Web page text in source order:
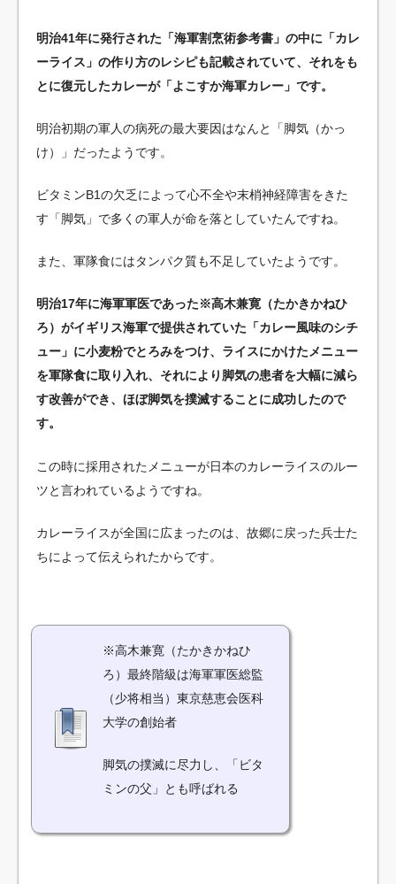
明治41年に発行された「海軍割烹術参考書」の中に「カレ
ーライス」の作り方のレシピも記載されていて、それをも
とに復元したカレーが「よこすか海軍カレー」です。
明治初期の軍人の病死の最大要因はなんと「脚気（かっ
け）」だったようです。
ビタミンB1の欠乏によって心不全や末梢神経障害をきた
す「脚気」で多くの軍人が命を落としていたんですね。
また、軍隊食にはタンパク質も不足していたようです。
明治17年に海軍軍医であった※高木兼寛（たかきかねひ
ろ）がイギリス海軍で提供されていた「カレー風味のシチ
ュー」に小麦粉でとろみをつけ、ライスにかけたメニュー
を軍隊食に取り入れ、それにより脚気の患者を大幅に減ら
す改善ができ、ほぼ脚気を撲滅することに成功したので
す。
この時に採用されたメニューが日本のカレーライスのルー
ツと言われているようですね。
カレーライスが全国に広まったのは、故郷に戻った兵士た
ちによって伝えられたからです。
※高木兼寛（たかきかねひ
ろ）最終階級は海軍軍医総監
（少将相当）東京慈恵会医科
大学の創始者
脚気の撲滅に尽力し、「ビタ
ミンの父」とも呼ばれる